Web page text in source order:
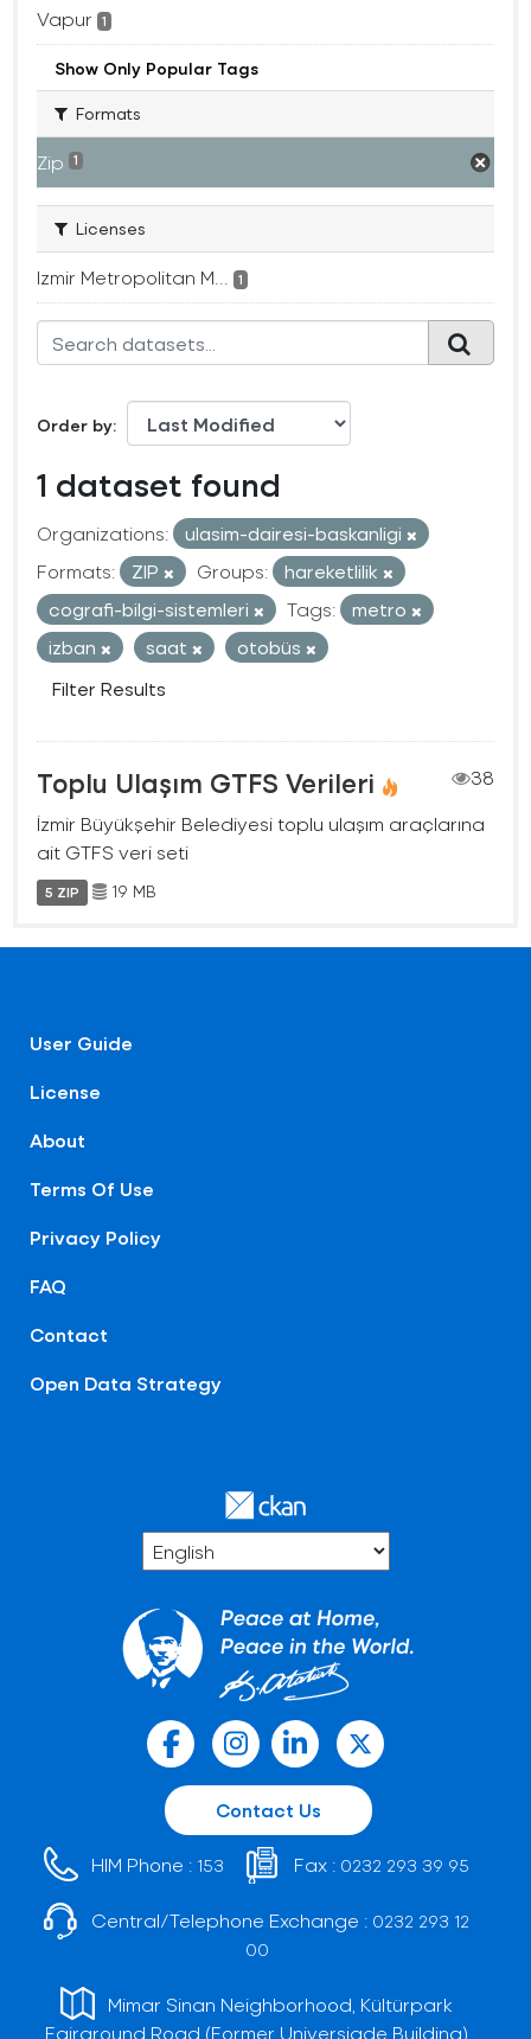
Vapur 1
Show Only Popular Tags
Formats
Zip 1
Licenses
Izmir Metropolitan M... 1
Order by
1 dataset found
Organizations:
ulasim-dairesi-baskanligi
Formats:
ZIP Groups:
hareketlilik
cografi-bilgi-sistemleri
Tags:
metro
izban
saat
otobüs
Filter Results
Toplu Ulaşım GTFS Verileri
38
İzmir Büyükşehir Belediyesi toplu ulaşım araçlarına
ait GTFS veri seti
5 ZIP 19 MB
User Guide
License
About
Terms Of Use
Privacy Policy
FAQ
Contact
Open Data Strategy
Contact Us
HIM Phone : 153 Fax : 0232 293 39 95
Central/Telephone Exchange : 0232 293 12
00
Mimar Sinan Neighborhood, Kültürpark
Fairground Road (Former Universiade Building)